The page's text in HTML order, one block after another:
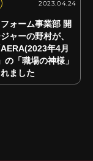
2023.04.24
ォーム事業部 開
ャーの野村が、
年4月
の「職場の神様」
ました